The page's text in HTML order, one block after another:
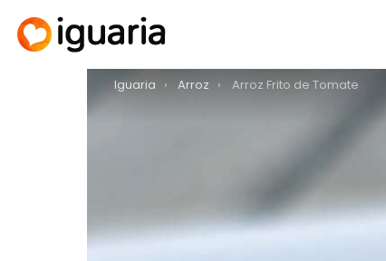
You are here:
Iguaria Arroz Arroz Frito de Tomate